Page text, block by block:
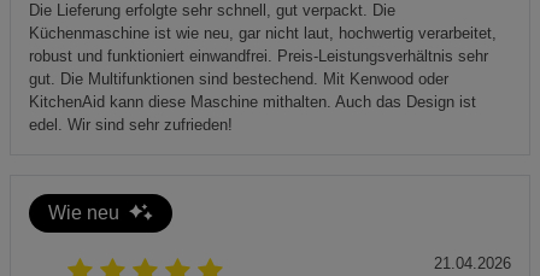
Die Lieferung erfolgte sehr schnell, gut verpackt. Die
Küchenmaschine ist wie neu, gar nicht laut, hochwertig verarbeitet,
robust und funktioniert einwandfrei. Preis-Leistungsverhältnis sehr
gut. Die Multifunktionen sind bestechend. Mit Kenwood oder
KitchenAid kann diese Maschine mithalten. Auch das Design ist
edel. Wir sind sehr zufrieden!
Wie neu
21.04.2026